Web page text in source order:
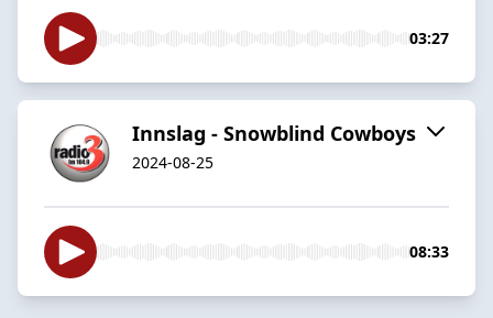
03:27
Innslag - Snowblind Cowboys
2024-08-25
08:33